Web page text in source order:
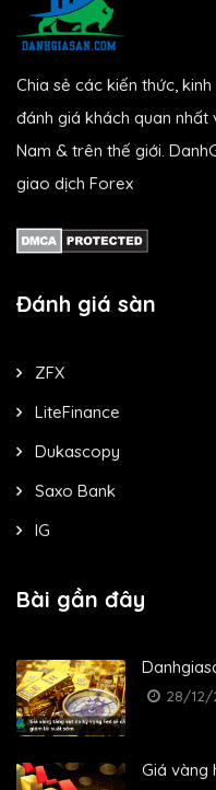
Chia sẻ các kiến thức,
đánh giá khách quan
Nam & trên thế giới.
giao dịch Forex
Đánh giá sàn
ZFX
LiteFinance
Dukascopy
Saxo Bank
IG
Bài gần đây
28/12/
Giá vàng